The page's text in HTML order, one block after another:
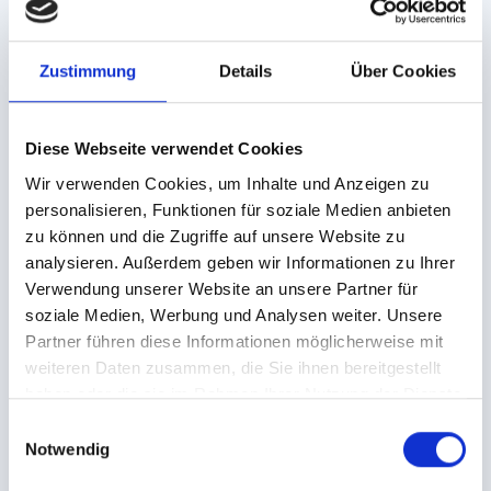
Zustimmung Details Über Cookies
Diese Webseite verwendet Cookies
Wir verwenden Cookies, um Inhalte und Anzeigen zu
personalisieren, Funktionen für soziale Medien anbieten
zu können und die Zugriffe auf unsere Website zu
analysieren. Außerdem geben wir Informationen zu Ihrer
Verwendung unserer Website an unsere Partner für
soziale Medien, Werbung und Analysen weiter. Unsere
Partner führen diese Informationen möglicherweise mit
weiteren Daten zusammen, die Sie ihnen bereitgestellt
haben oder die sie im Rahmen Ihrer Nutzung der Dienste
Notwendig
Aanmelden & verloop
van de lessen
AANBOD VOOR "MINI-MURMLIS"
Het programma voor "Mini-Murmlis" vindt enerzijds plaats in het
centrum van Serfaus in het Murmlipark dat onder het Leading
Family Hotel Bär ligt. Daar worden de kleine skisterren van 10.00
tot 12.00 uur professioneel begeleid. Aan de andere kant hebben
kinderen de mogelijkheid om het skiën zelf te ontdekken op de
Kinderschneealm op de Komperdell – elke dag van 10.30 tot
Belangrijk:De kinderen moeten de dag van tevoren bij de